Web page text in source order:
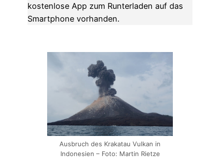
kostenlose App zum Runterladen auf das
Smartphone vorhanden.
Ausbruch des Krakatau Vulkan in
Indonesien – Foto: Martin Rietze